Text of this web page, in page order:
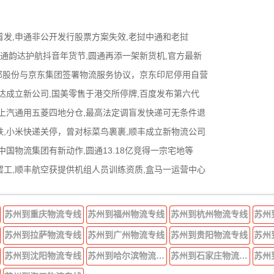
发,申通非公开发行股票方案失效,老挝中通和老挝
韵达护航抖音年货节,圆通再添一架新货机,官方最新
份与京东集团签署物流服务协议，京东印尼停用自营
成立新公司,国美零售于港交所停牌,百度发布第六代
汽通用五菱四地分仓,最高法定调盲发快递可无条件退
小米快递关停，曾对标菜鸟裹裹,顺丰成立新物流公司
国物流集团有新动作,圆通13.18亿竞得一宗宅地等
,顺丰航空获提供机组人员训练资质,盒马一运营中心
苏州到重庆物流专线 苏州到福州物流专线 苏州到杭州物流专线 苏州
苏州到拉萨物流专线 苏州到广州物流专线 苏州到贵阳物流专线 苏州
苏州到沈阳物流专线 苏州到哈尔滨物流专线 苏州到石家庄物流专线 苏州